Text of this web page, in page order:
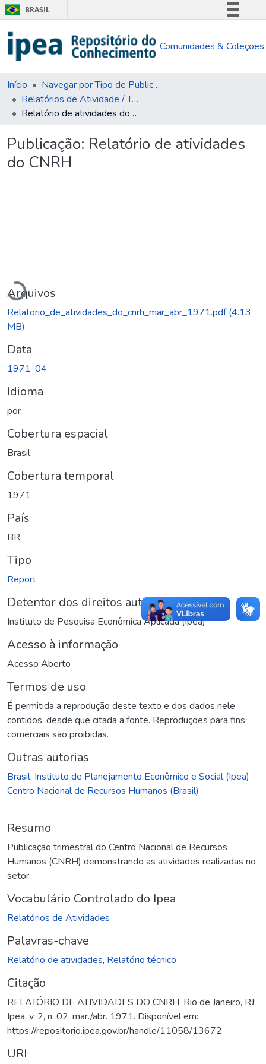
BRASIL
Comunica BR
Acesso à informação
Comunidades & Coleções
Início
Navegar por Tipo de Publicação
Relatórios de Atividade / Técnicos
Relatório de atividades do CNRH
Publicação: Relatório de atividades
do CNRH
Carregando...
Arquivos
Relatorio_de_atividades_do_cnrh_mar_abr_1971.pdf(4.13
MB)
Data
1971-04
Idioma
por
Cobertura espacial
Brasil
Cobertura temporal
1971
País
BR
Tipo
Report
Detentor dos direitos autorais
Instituto de Pesquisa Econômica Aplicada (Ipea)
Acesso à informação
Acesso Aberto
Termos de uso
É permitida a reprodução deste texto e dos dados nele
contidos, desde que citada a fonte. Reproduções para fins
comerciais são proibidas.
Outras autorias
Brasil. Instituto de Planejamento Econômico e Social (Ipea)
Centro Nacional de Recursos Humanos (Brasil)
Resumo
Publicação trimestral do Centro Nacional de Recursos
Humanos (CNRH) demonstrando as atividades realizadas no
setor.
Vocabulário Controlado do Ipea
Relatórios de Atividades
Palavras-chave
Relatório de atividades, Relatório técnico
Citação
RELATÓRIO DE ATIVIDADES DO CNRH. Rio de Janeiro, RJ:
Ipea, v. 2, n. 02, mar./abr. 1971. Disponível em:
https://repositorio.ipea.gov.br/handle/11058/13672
URI